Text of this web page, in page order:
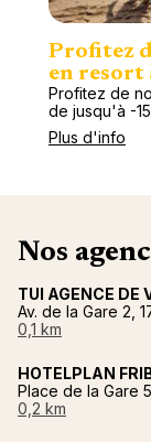
Profitez
en resort
Profitez de
de jusqu'à -
Plus d'info
Nos
TUI AGENCE DE
Av. de la Gare 2,
0,1 km
HOTELPLAN
Place de la Gare
0,2 km